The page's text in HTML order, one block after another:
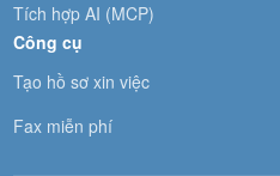
Tích hợp AI (MCP)
Công cụ
Tạo hồ sơ xin việc
Fax miễn phí